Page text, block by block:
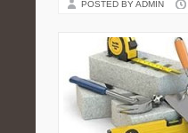
POSTED BY ADMIN